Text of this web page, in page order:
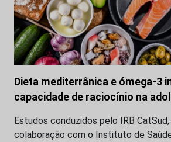
Dieta mediterrânica e ómega-3
capacidade de raciocínio na
Estudos conduzidos pelo IRB
colaboração com o Instituto de